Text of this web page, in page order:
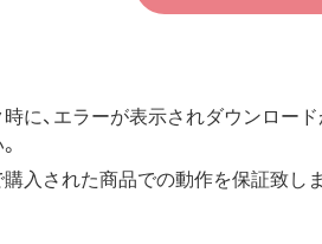
使用許諾後も引き続きその知的所
的所有権に関する表示を削除して
に、エラーが表示されダウンロー
入された商品での動作を保証致し